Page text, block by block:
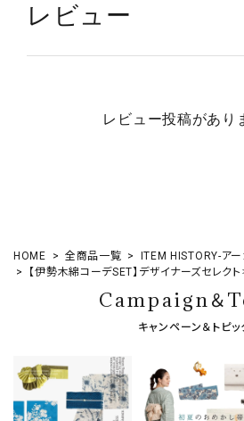
レビュー
レビュー投稿があり
HOME 全商品一覧
ITEM HISTORY-アー
【伊勢木綿コーデSET】デザイナーズセレク
Campaign＆
キャンペーン＆トピッ